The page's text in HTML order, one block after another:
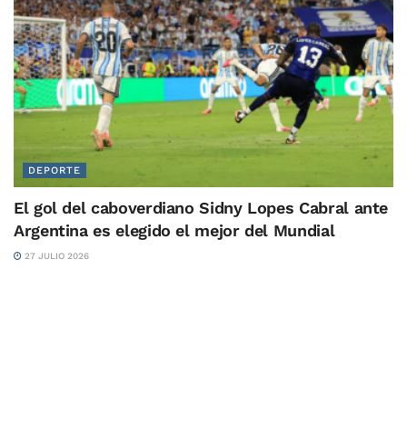
DEPORTE
El gol del caboverdiano Sidny Lopes Cabral ante
Argentina es elegido el mejor del Mundial
27 JULIO 2026